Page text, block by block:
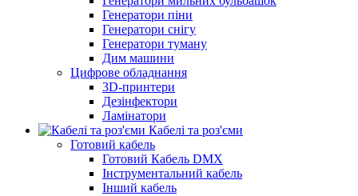
Генератори піни
Генератори снігу
Генератори туману
Дим машини
Цифрове обладнання
3D-принтери
Дезінфектори
Ламінатори
Кабелі та роз'єми
Готовий кабель
Готовий Кабель DMX
Інструментальний кабель
Інший кабель